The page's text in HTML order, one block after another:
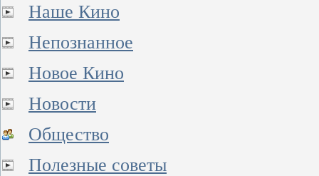
Наше Кино
Непознанное
Новое Кино
Новости
Общество
Полезные советы